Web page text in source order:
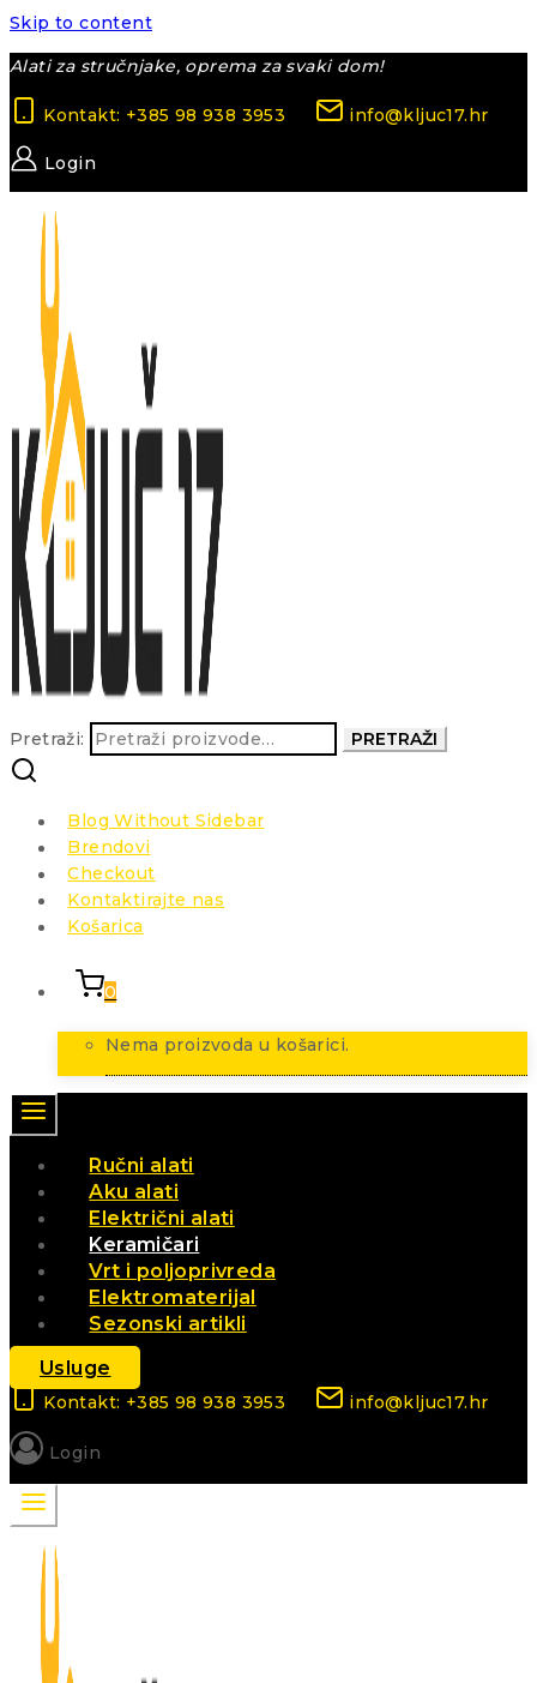
Skip to content
Alati za stručnjake, oprema za svaki dom!
Kontakt: +385 98 938 3953 info@kljuc17.hr
Login
Pretraži: PRETRAŽI
Blog Without Sidebar
Brendovi
Checkout
Kontaktirajte nas
Košarica
0
Nema proizvoda u košarici.
Ručni alati
Aku alati
Električni alati
Keramičari
Vrt i poljoprivreda
Elektromaterijal
Sezonski artikli
Usluge
Kontakt: +385 98 938 3953 info@kljuc17.hr
Login